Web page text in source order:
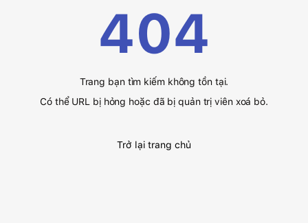
404
Trang bạn tìm kiếm không tồn tại.
Có thể URL bị hỏng hoặc đã bị quản trị viên xoá bỏ.
Trở lại trang chủ